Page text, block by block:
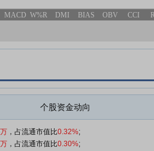
MACD W%R DMI BIAS OBV CCI
个股资金动向
，占流通市值比0.32%;
，占流通市值比0.30%;